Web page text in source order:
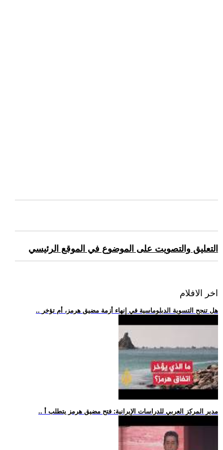
التعليق والتصويت على الموضوع في الموقع الرئيسي
اخر الافلام
.. هل تنجح التسوية الدبلوماسية في إنهاء أزمة مضيق هرمز، أم تؤخر
.. مدير المركز العربي للدراسات الإيرانية: فتح مضيق هرمز يتطلب أ